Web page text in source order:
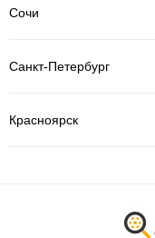
Сочи
Санкт-Петербург
Красноярск